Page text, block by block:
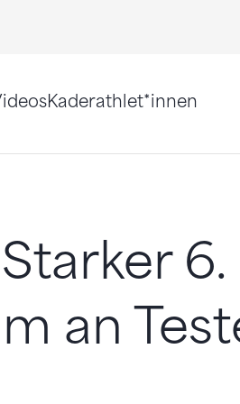
Kaderathlet*innen
6.
an